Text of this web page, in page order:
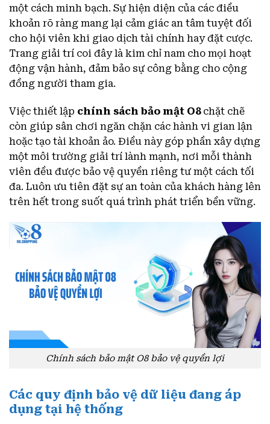
một cách minh bạch. Sự hiện diện của các điều
khoản rõ ràng mang lại cảm giác an tâm tuyệt đối
cho hội viên khi giao dịch tài chính hay đặt cược.
Trang giải trí coi đây là kim chỉ nam cho mọi hoạt
động vận hành, đảm bảo sự công bằng cho cộng
đồng người tham gia.
Việc thiết lập chính sách bảo mật O8chặt chẽ
còn giúp sân chơi ngăn chặn các hành vi gian lận
hoặc tạo tài khoản ảo. Điều này góp phần xây dựng
một môi trường giải trí lành mạnh, nơi mỗi thành
viên đều được bảo vệ quyền riêng tư một cách tối
đa. Luôn ưu tiên đặt sự an toàn của khách hàng lên
trên hết trong suốt quá trình phát triển bền vững.
Chính sách bảo mật O8 bảo vệ quyền lợi
Các quy định bảo vệ dữ liệu đang áp
dụng tại hệ thống